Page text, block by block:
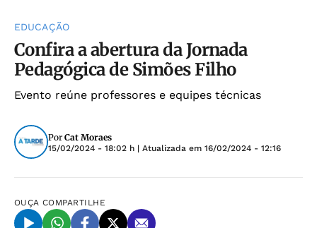
EDUCAÇÃO
Confira a abertura da Jornada
Pedagógica de Simões Filho
Evento reúne professores e equipes técnicas
Por Cat Moraes
15/02/2024 - 18:02 h | Atualizada em 16/02/2024 - 12:16
OUÇA COMPARTILHE